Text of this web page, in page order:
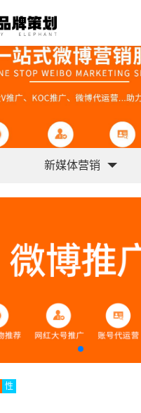
新媒体营销
性